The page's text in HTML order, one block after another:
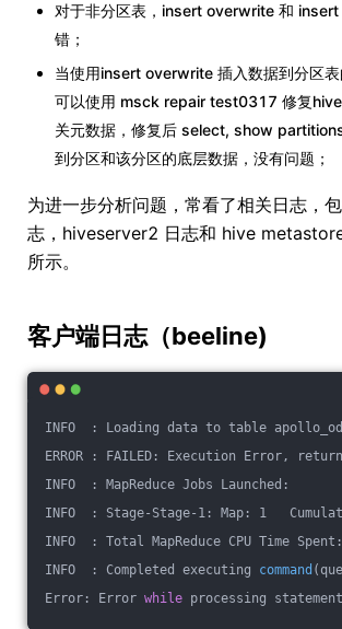
对于非分区表，insert overwrite 和 insert
错；
当使用insert overwrite 插入数据到分区表
可以使用 msck repair test0317 修复
关元数据，修复后 select, show
到分区和该分区的底层数据，没有问题；
为进一步分析问题，常看了相关日志，
志，hiveserver2 日志和 hive
所示。
客户端日志（beeline)
INFO  : Loading data to table
ERROR : FAILED: Execution Error,
INFO  : MapReduce Jobs Launched:
INFO  : Stage-Stage-1: Map: 1
INFO  : Total MapReduce CPU Time
INFO  : Completed executing command
Error: Error while processing